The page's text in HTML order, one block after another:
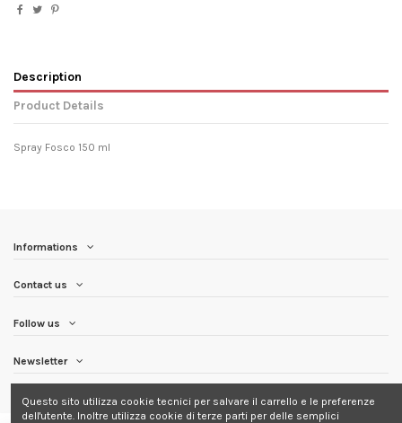
Description
Product Details
Spray Fosco 150 ml
Informations
Contact us
Follow us
Newsletter
Questo sito utilizza cookie tecnici per salvare il carrello e le preferenze
dell'utente. Inoltre utilizza cookie di terze parti per delle semplici